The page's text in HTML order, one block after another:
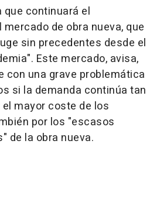
continuará el
de obra nueva, que
sin precedentes desde el
Este mercado, avisa,
con una grave problemática
si la demanda continúa tan
mayor coste de los
por los "escasos
de la obra nueva.